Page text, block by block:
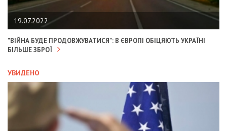
19.07.2022
"ВІЙНА БУДЕ ПРОДОВЖУВАТИСЯ": В ЄВРОПІ ОБІЦЯЮТЬ УКРАЇНІ
БІЛЬШЕ ЗБРОЇ
УВИДЕНО